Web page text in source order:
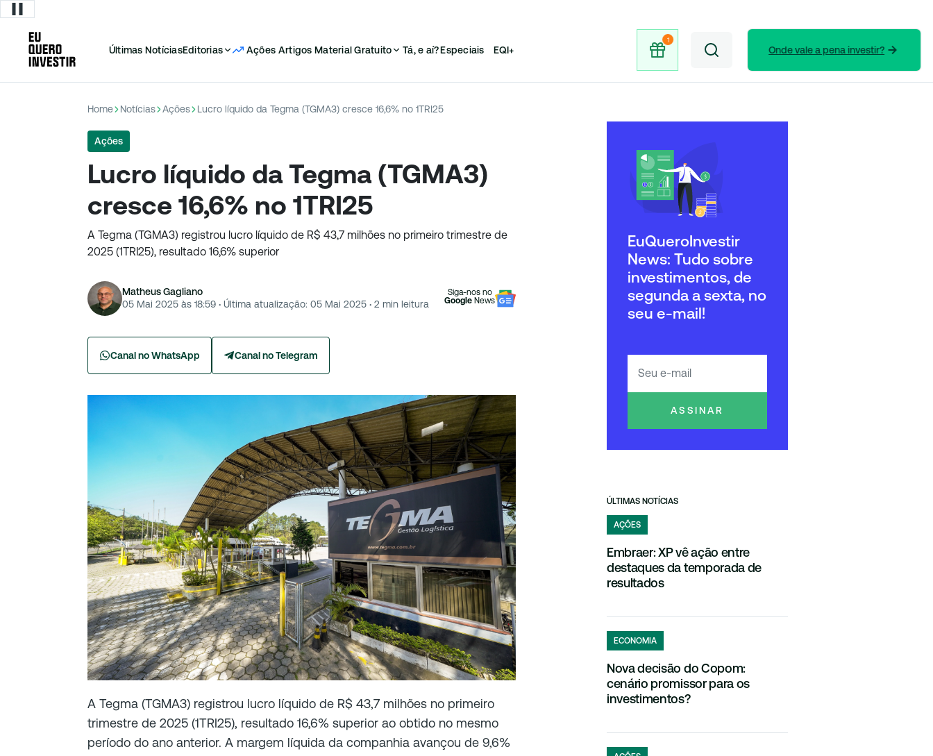
Últimas NotíciasEditorias Ações Artigos Material Gratuito Tá, e aí?Especiais EQI+ Onde vale a pena investir?
Home Notícias Ações Lucro líquido da Tegma (TGMA3) cresce 16,6% no 1TRI25
Ações
Lucro líquido da Tegma (TGMA3)
cresce 16,6% no 1TRI25
A Tegma (TGMA3) registrou lucro líquido de R$ 43,7 milhões no primeiro trimestre de
2025 (1TRI25), resultado 16,6% superior
Matheus Gagliano
05 Mai 2025 às 18:59 · Última atualização: 05 Mai 2025 · 2 min leitura
Siga-nos no
Google News
Canal no WhatsApp Canal no Telegram
A Tegma (TGMA3) registrou lucro líquido de R$ 43,7 milhões no primeiro
trimestre de 2025 (1TRI25), resultado 16,6% superior ao obtido no mesmo
período do ano anterior. A margem líquida da companhia avançou de 9,6%
EuQueroInvestir
News: Tudo sobre
investimentos, de
segunda a sexta, no
seu e-mail!
ASSINAR
ÚLTIMAS NOTÍCIAS
AÇÕES
Embraer: XP vê ação entre
destaques da temporada de
resultados
ECONOMIA
Nova decisão do Copom:
cenário promissor para os
investimentos?